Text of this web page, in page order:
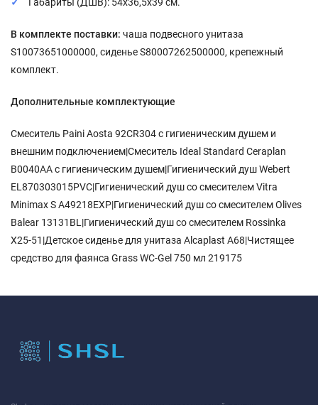
В комплекте поставки: чаша подвесного унитаза
S10073651000000, сиденье S80007262500000, крепежный
комплект.
Дополнительные комплектующие
Смеситель Paini Aosta 92CR304 с гигиеническим душем и
внешним подключением|Смеситель Ideal Standard Ceraplan
B0040AA с гигиеническим душем|Гигиенический душ Webert
EL870303015PVC|Гигиенический душ со смесителем Vitra
Minimax S A49218EXP|Гигиенический душ со смесителем Olives
Balear 13131BL|Гигиенический душ со смесителем Rossinka
X25-51|Детское сиденье для унитаза Alcaplast A68|Чистящее
средство для фаянса Grass WC-Gel 750 мл 219175